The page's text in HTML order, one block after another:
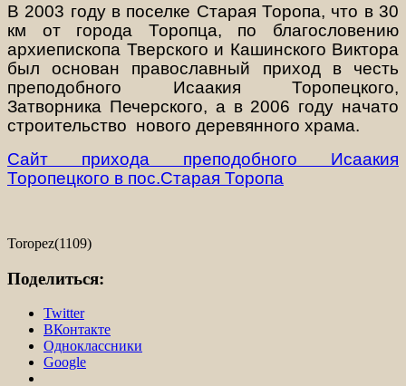
В 2003 году в поселке Старая Торопа, что в 30
км от города Торопца, по благословению
архиепископа Тверского и Кашинского Виктора
был основан православный приход в честь
преподобного Исаакия Торопецкого,
Затворника Печерского, а в 2006 году начато
строительство нового деревянного храма.
Сайт прихода преподобного Исаакия
Торопецкого в пос.Старая Торопа
Toropez(1109)
Поделиться:
Twitter
ВКонтакте
Одноклассники
Google